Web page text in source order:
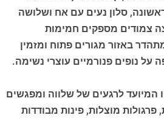
סלון נעים עם אח ושלושה
צמודים מספקים חמימות
באזור מגורים פתוח ומזמין
נופים פנורמיים עוצרי נשימה.
המיועד לרגעים של שלווה ומפגשים
מוצלות, פינות מבודדות